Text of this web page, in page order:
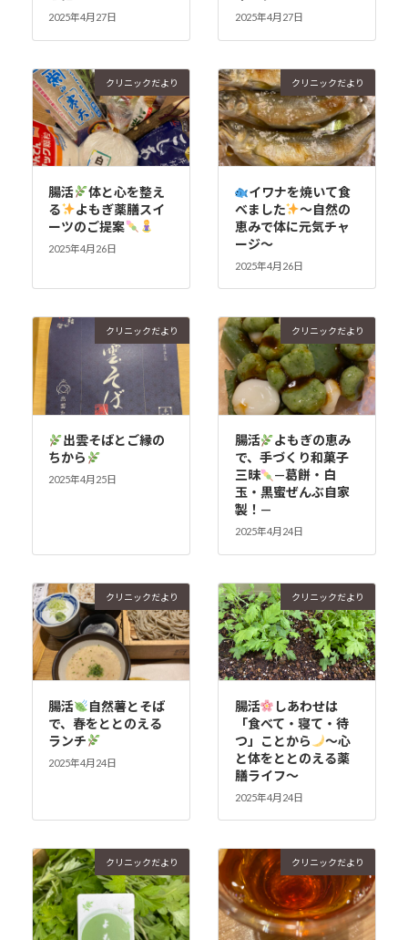
2025年4月27日 2025年4月27日
クリニックだより
腸活
体と心を整え
る
よもぎ薬膳スイ
ーツのご提案
2025年4月26日
クリニックだより
イワナを焼いて食
べました
～自然の
恵みで体に元気チャ
ージ～
2025年4月26日
クリニックだより
出雲そばとご縁の
ちから
2025年4月25日
クリニックだより
腸活
よもぎの恵み
で、手づくり和菓子
三昧
—葛餅・白
玉・黒蜜ぜんぶ自家
製！—
2025年4月24日
クリニックだより
腸活
自然薯とそば
で、春をととのえる
ランチ
2025年4月24日
クリニックだより
腸活
しあわせは
「食べて・寝て・待
つ」ことから
〜心
と体をととのえる薬
膳ライフ〜
2025年4月24日
クリニックだより クリニックだより